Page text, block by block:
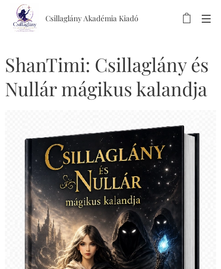
Csillaglány Akadémia Kiadó
ShanTimi: Csillaglány és
Nullár mágikus kalandja